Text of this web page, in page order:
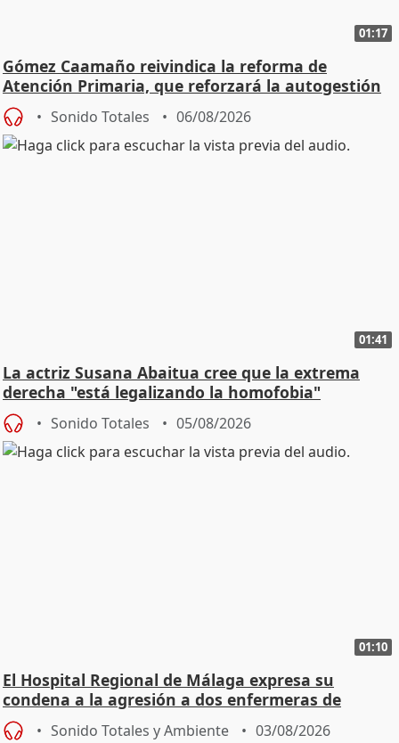
01:17
Gómez Caamaño reivindica la reforma de
Atención Primaria, que reforzará la autogestión
Sonido Totales 06/08/2026
01:41
La actriz Susana Abaitua cree que la extrema
derecha "está legalizando la homofobia"
Sonido Totales 05/08/2026
01:10
El Hospital Regional de Málaga expresa su
condena a la agresión a dos enfermeras de
Urgencias
Sonido Totales y Ambiente 03/08/2026